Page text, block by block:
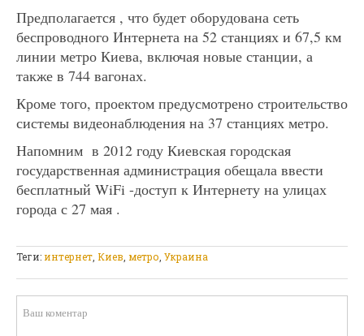
Предполагается , что будет оборудована сеть
беспроводного Интернета на 52 станциях и 67,5 км
линии метро Киева, включая новые станции, а
также в 744 вагонах.
Кроме того, проектом предусмотрено строительство
системы видеонаблюдения на 37 станциях метро.
Напомним в 2012 году Киевская городская
государственная администрация обещала ввести
бесплатный WiFi -доступ к Интернету на улицах
города с 27 мая .
Теги:интернет Киев метро Украина